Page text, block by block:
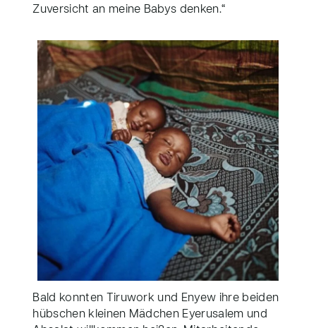
Zuversicht an meine Babys denken.“
Bald konnten Tiruwork und Enyew ihre beiden
hübschen kleinen Mädchen Eyerusalem und